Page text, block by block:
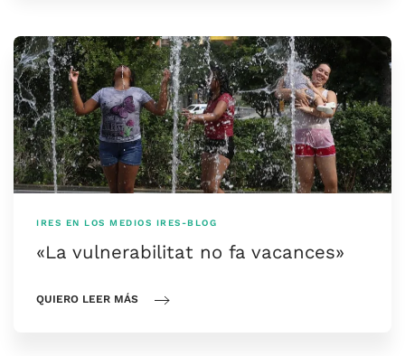
IRES EN LOS MEDIOS IRES-BLOG
«La vulnerabilitat no fa vacances»
QUIERO LEER MÁS